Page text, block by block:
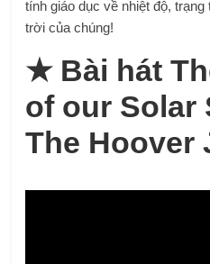
tính giáo dục về nhiệt độ,
trời của chúng!
★ Bài hát
of our Solar
The Hoover